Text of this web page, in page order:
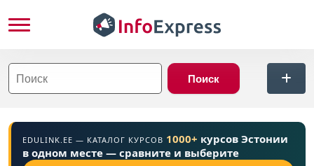
EDULINK.EE — КАТАЛОГ КУРСОВ 1000+ курсов Эстонии
в одном месте — сравните и выберите